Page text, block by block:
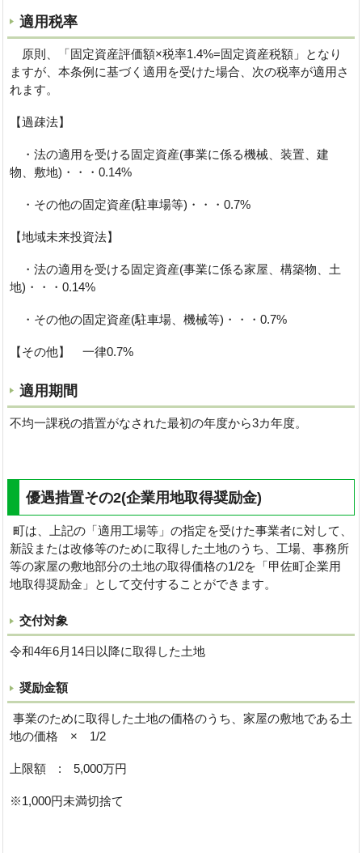
適用税率
原則、「固定資産評価額×税率1.4%=固定資産税額」となり
ますが、本条例に基づく適用を受けた場合、次の税率が適用さ
れます。
【過疎法】
・法の適用を受ける固定資産(事業に係る機械、装置、建
物、敷地)・・・0.14%
・その他の固定資産(駐車場等)・・・0.7%
【地域未来投資法】
・法の適用を受ける固定資産(事業に係る家屋、構築物、土
地)・・・0.14%
・その他の固定資産(駐車場、機械等)・・・0.7%
【その他】 一律0.7%
適用期間
不均一課税の措置がなされた最初の年度から3カ年度。
優遇措置その2(企業用地取得奨励金)
町は、上記の「適用工場等」の指定を受けた事業者に対して、
新設または改修等のために取得した土地のうち、工場、事務所
等の家屋の敷地部分の土地の取得価格の1/2を「甲佐町企業用
地取得奨励金」として交付することができます。
交付対象
令和4年6月14日以降に取得した土地
奨励金額
事業のために取得した土地の価格のうち、家屋の敷地である土
地の価格 × 1/2
上限額 : 5,000万円
※1,000円未満切捨て